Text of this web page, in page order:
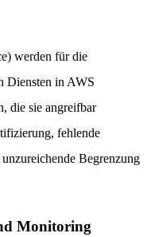
werden für die
Diensten in AWS
die sie angreifbar
fehlende
Begrenzung
Monitoring